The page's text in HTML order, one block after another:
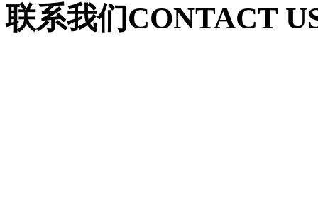
联系我们CONTACT